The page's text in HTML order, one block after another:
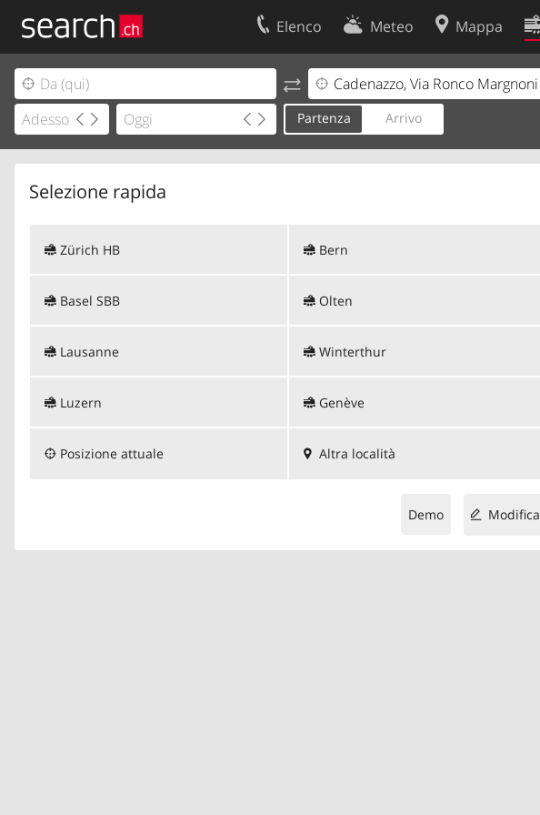
Elenco Meteo Mappa
Partenza Arrivo
Selezione rapida
Zürich HB
Basel SBB
Lausanne
Luzern
Bern
Olten
Winterthur
Genève
Posizione attuale Altra località
Modifica
Demo
Il vostro profolio
Area clienti
Contatti
Condizioni d’uso